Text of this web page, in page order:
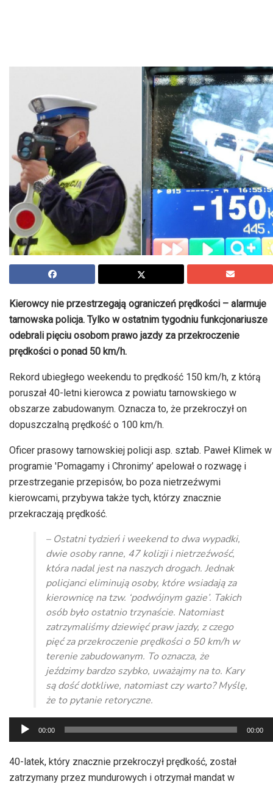
Kierowcy nie przestrzegają ograniczeń prędkości – alarmuje
tarnowska policja. Tylko w ostatnim tygodniu funkcjonariusze
odebrali pięciu osobom prawo jazdy za przekroczenie
prędkości o ponad 50 km/h.
Rekord ubiegłego weekendu to prędkość 150 km/h, z którą
poruszał 40-letni kierowca z powiatu tarnowskiego w
obszarze zabudowanym. Oznacza to, że przekroczył on
dopuszczalną prędkość o 100 km/h.
Oficer prasowy tarnowskiej policji asp. sztab. Paweł Klimek w
programie 'Pomagamy i Chronimy’ apelował o rozwagę i
przestrzeganie przepisów, bo poza nietrzeźwymi
kierowcami, przybywa także tych, którzy znacznie
przekraczają prędkość.
– Ostatni tydzień i weekend to dwa wypadki,
dwie osoby ranne, 47 kolizji i nietrzeźwość,
która nadal jest na naszych drogach. Jednak
policjanci eliminują osoby, które wsiadają za
kierownicę na tzw. ‘podwójnym gazie’. Takich
osób było ostatnio trzynaście. Natomiast
zatrzymaliśmy dziewięć praw jazdy, z czego
pięć za przekroczenie prędkości o 50 km/h w
terenie zabudowanym. To oznacza, że
jeździmy bardzo szybko, uważajmy na to. Kary
są dość dotkliwe, natomiast czy warto? Myślę,
że to pytanie retoryczne.
Odtwarzacz
plików
dźwiękowych
00:00 00:00
40-latek, który znacznie przekroczył prędkość, został
zatrzymany przez mundurowych i otrzymał mandat w